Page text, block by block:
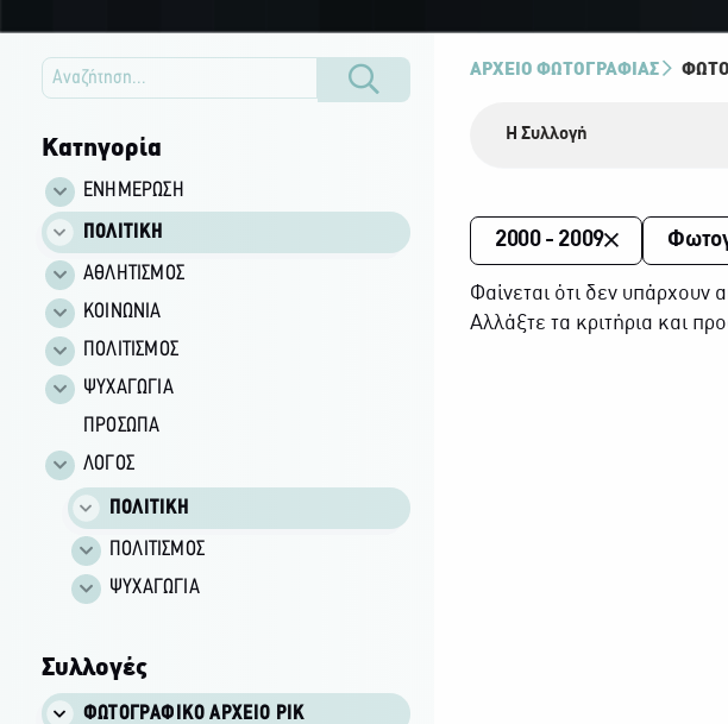
Κατηγορία
ΕΝΗΜΕΡΩΣΗ
ΠΟΛΙΤΙΚΗ
ΑΘΛΗΤΙΣΜΟΣ
ΚΟΙΝΩΝΙΑ
ΠΟΛΙΤΙΣΜΟΣ
ΨΥΧΑΓΩΓΙΑ
ΠΡΟΣΩΠΑ
ΛΟΓΟΣ
ΠΟΛΙΤΙΚΗ
ΠΟΛΙΤΙΣΜΟΣ
ΨΥΧΑΓΩΓΙΑ
Συλλογές
ΦΩΤΟΓΡΑΦΙΚΌ ΑΡΧΕΊΟ ΡΙΚ
ΑΡΧΕΙΟ ΦΩΤΟΓΡΑΦΙΑΣ
Η Συλλογή
2000 - 2009
Φαίνεται ότι δεν υπάρχουν
Αλλάξτε τα κριτήρια και